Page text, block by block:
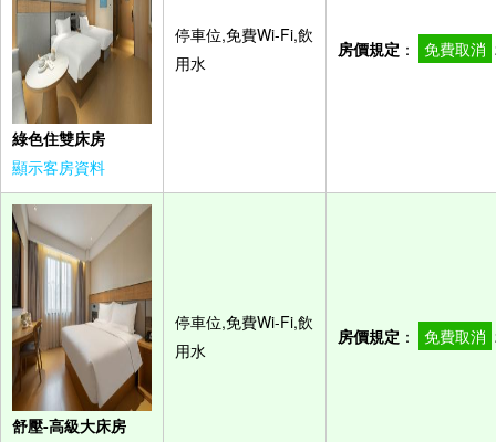
綠色住雙床房
顯示客房資料
停車位,免費Wi-Fi,飲
用水
房價規定 ： 免費取消
舒壓-高級大床房
停車位,免費Wi-Fi,飲
用水
房價規定 ： 免費取消